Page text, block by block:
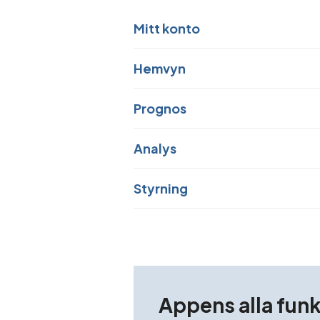
Mitt konto
Hemvyn
Prognos
Analys
Styrning
Appens alla